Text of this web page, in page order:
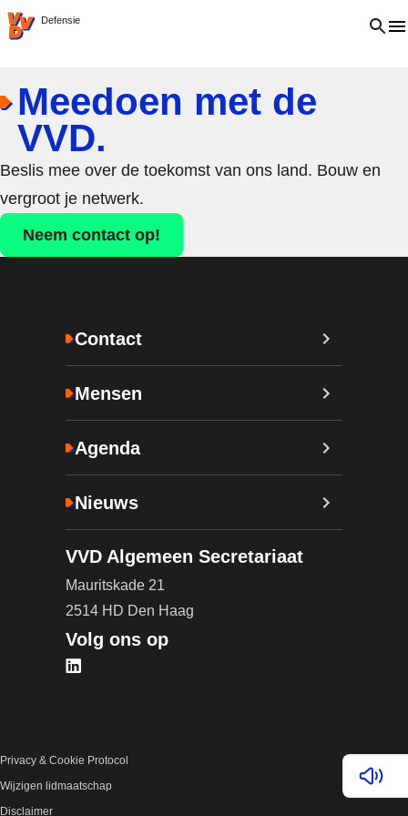
VVD.nlDefensie Open
Lees
Meedoen met de
VVD.
Beslis mee over de toekomst van ons land. Bouw en
vergroot je netwerk.
Neem contact op!
Contact
Mensen
Agenda
Nieuws
VVD Algemeen Secretariaat
Mauritskade 21
2514 HD Den Haag
Volg ons op
Bezoek onze LinkedIn pagina (opent in nieuw
Privacy & Cookie Protocol
Wijzigen lidmaatschap
Disclaimer